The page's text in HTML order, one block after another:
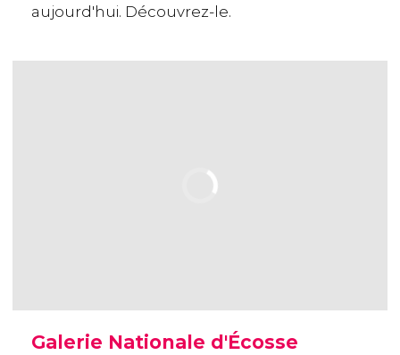
aujourd'hui. Découvrez-le.
Galerie Nationale d'Écosse